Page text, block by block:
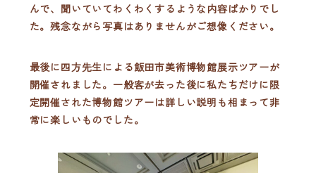
んで、聞いていてわくわくするような内容ばかりでし
た。残念ながら写真はありませんがご想像ください。
最後に四方先生による飯田市美術博物館展示ツアーが
開催されました。一般客が去った後に私たちだけに限
定開催された博物館ツアーは詳しい説明も相まって非
常に楽しいものでした。